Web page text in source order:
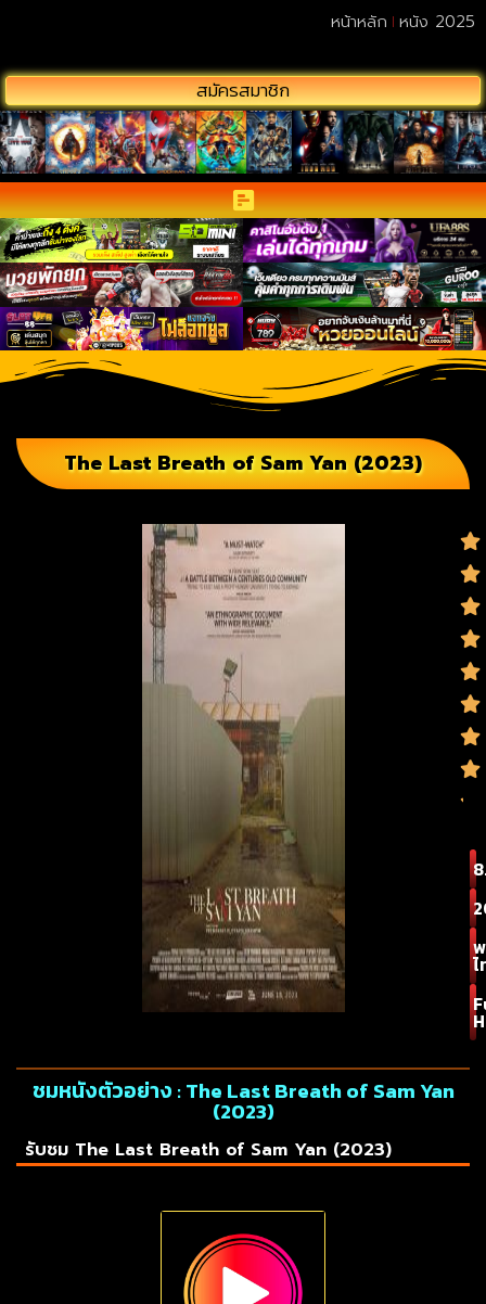
สมัครสมาชิก
หน้าหลัก หนัง 2025
The Last Breath of Sam Yan (2023)
ชมหนังตัวอย่าง : The Last Breath of Sam Yan
(2023)
รับชม The Last Breath of Sam Yan (2023)